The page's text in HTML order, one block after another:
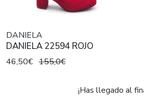
DANIELA
DANIELA 22594 ROJO
46,50€ 155,0€
¡Has llegado al